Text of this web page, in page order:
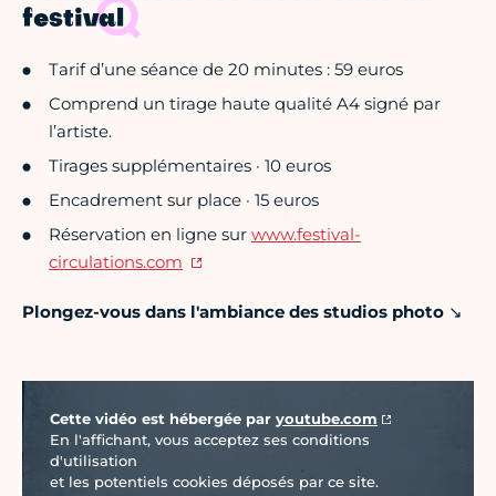
festival
Tarif d’une séance de 20 minutes : 59 euros
Comprend un tirage haute qualité A4 signé par
l’artiste.
Tirages supplémentaires · 10 euros
Encadrement sur place · 15 euros
Réservation en ligne sur www.festival-
circulations.com
Plongez-vous dans l'ambiance des studios photo ↘︎
Cette vidéo est hébergée par youtube.com
En l'affichant, vous acceptez ses conditions
d'utilisation
et les potentiels cookies déposés par ce site.